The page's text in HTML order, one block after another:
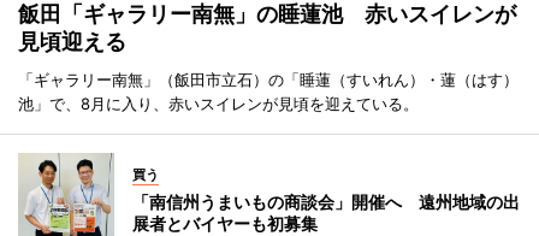
飯田「ギャラリー南無」の睡蓮池 赤いスイレンが
見頃迎える
「ギャラリー南無」（飯田市立石）の「睡蓮（すいれん）・蓮（はす）
池」で、8月に入り、赤いスイレンが見頃を迎えている。
買う
「南信州うまいもの商談会」開催へ 遠州地域の出
展者とバイヤーも初募集